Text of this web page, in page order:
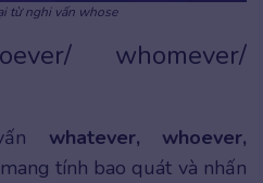
từ nghi vấn whose
whomever/
whatever, whoever,
mang tính bao quát và nhấn